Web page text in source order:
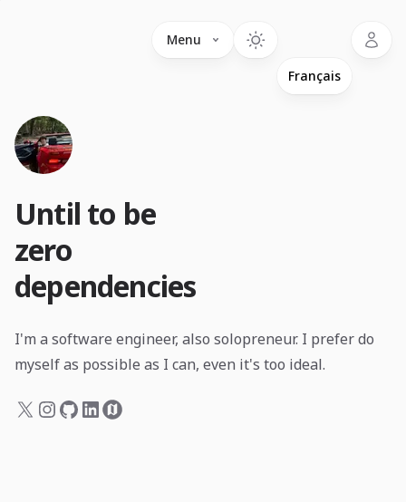
Menu
Until to be
zero
dependencies
I'm a software engineer, also solopreneur. I prefer do
myself as possible as I can, even it's too ideal.